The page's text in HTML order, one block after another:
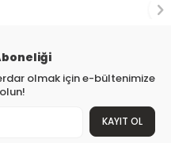
olmak için e-bültenimize
KAYIT OL